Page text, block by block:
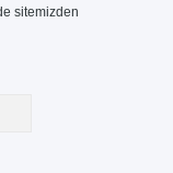
sitemizden